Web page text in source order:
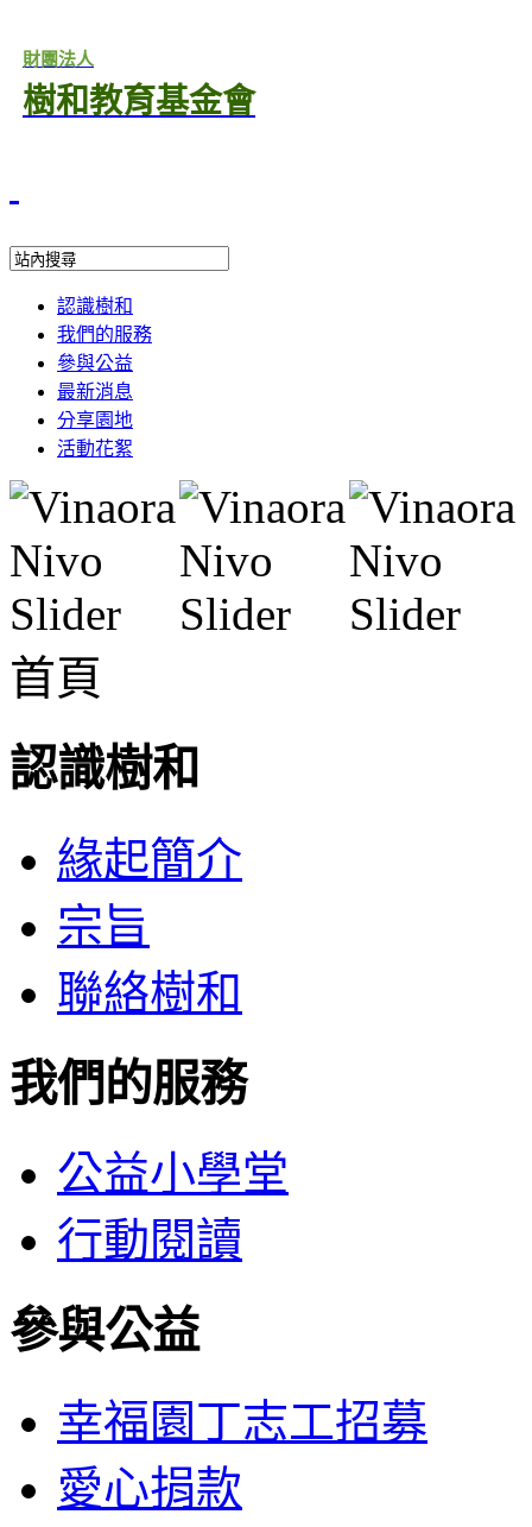
財團法人
樹和教育基金會
認識樹和
我們的服務
參與公益
最新消息
分享園地
活動花絮
首頁
認識樹和
緣起簡介
宗旨
聯絡樹和
我們的服務
公益小學堂
行動閱讀
參與公益
幸福園丁志工招募
愛心捐款